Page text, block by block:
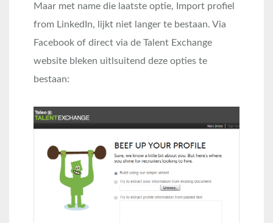
Maar met name die laatste optie, Import profiel
from LinkedIn, lijkt niet langer te bestaan. Via
Facebook of direct via de Talent Exchange
website bleken uitlsuitend deze opties te
bestaan: